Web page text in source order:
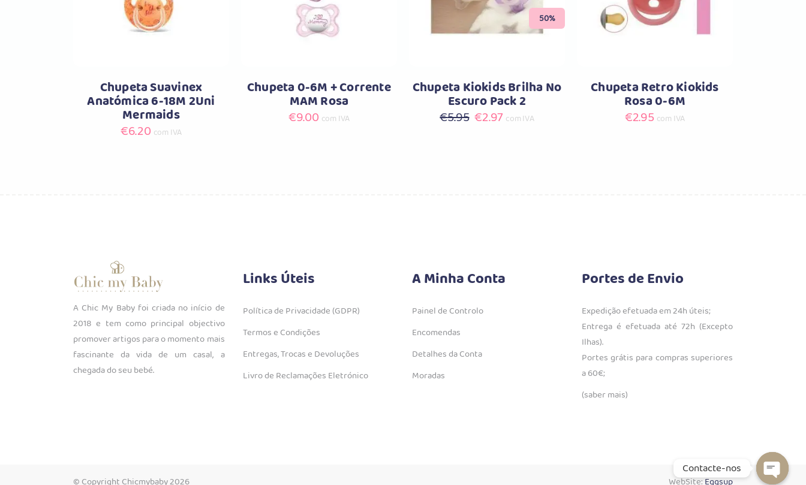
Chupeta Suavinex
Anatómica 6-18M 2Uni
Mermaids
€6.20 com IVA
Chupeta 0-6M + Corrente
MAM Rosa
€9.00 com IVA
50%
Chupeta Kiokids Brilha No
Escuro Pack 2
€5.95 O
€2.97O
com IVA
Chupeta Retro Kiokids
Rosa 0-6M
€2.95 com IVA
A Chic My Baby foi criada no início de
2018 e tem como principal objectivo
promover artigos para o momento mais
fascinante da vida de um casal, a
chegada do seu bebé.
Links Úteis
Política de Privacidade (GDPR)
Termos e Condições
Entregas, Trocas e Devoluções
Livro de Reclamações Eletrónico
A Minha Conta
Painel de Controlo
Encomendas
Detalhes da Conta
Moradas
Portes de Envio
Expedição efetuada em 24h úteis;
Entrega é efetuada até 72h (Excepto
Ilhas).
Portes grátis para compras superiores
a 60€;
(saber mais)
© Copyright Chicmybaby 2026 WebSite:Eggsup
Contacte-nos